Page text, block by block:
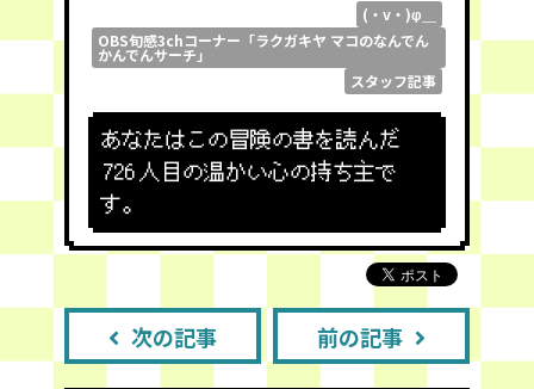
(・v・)φ＿
OBS旬感3chコーナー「ラクガキヤ マコのなんでん
かんでんサーチ」
スタッフ記事
あなたはこの冒険の書を読んだ
726 人目の温かい心の持ち主で
す。
次の記事 前の記事